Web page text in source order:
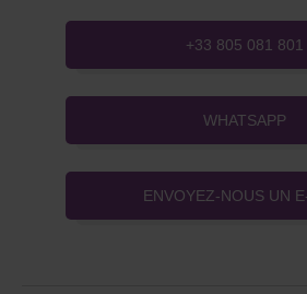
+33 805 081 801
WHATSAPP
ENVOYEZ-NOUS UN